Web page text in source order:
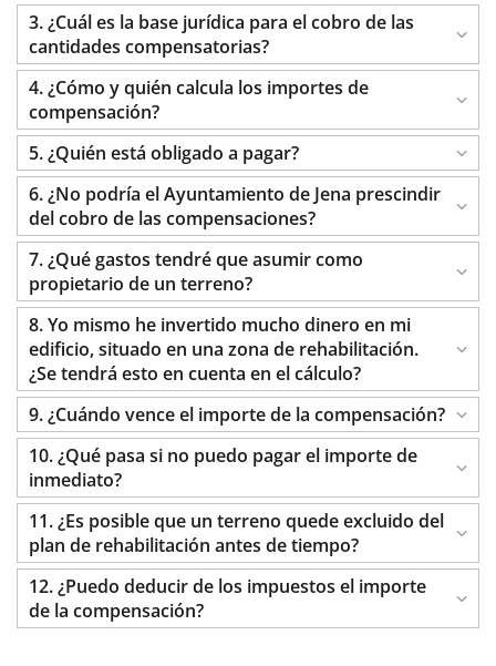
3. ¿Cuál es la base jurídica para el cobro de las
cantidades compensatorias?
4. ¿Cómo y quién calcula los importes de
compensación?
5. ¿Quién está obligado a pagar?
6. ¿No podría el Ayuntamiento de Jena prescindir
del cobro de las compensaciones?
7. ¿Qué gastos tendré que asumir como
propietario de un terreno?
8. Yo mismo he invertido mucho dinero en mi
edificio, situado en una zona de rehabilitación.
¿Se tendrá esto en cuenta en el cálculo?
9. ¿Cuándo vence el importe de la compensación?
10. ¿Qué pasa si no puedo pagar el importe de
inmediato?
11. ¿Es posible que un terreno quede excluido del
plan de rehabilitación antes de tiempo?
12. ¿Puedo deducir de los impuestos el importe
de la compensación?